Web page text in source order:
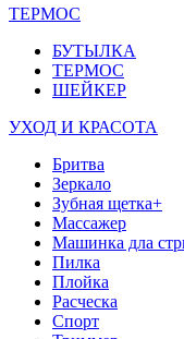
ТЕРМОС
БУТЫЛКА
ТЕРМОС
ШЕЙКЕР
УХОД И КРАСОТА
Бритва
Зеркало
Зубная щетка+
Массажер
Машинка дла
Пилка
Плойка
Расческа
Спорт